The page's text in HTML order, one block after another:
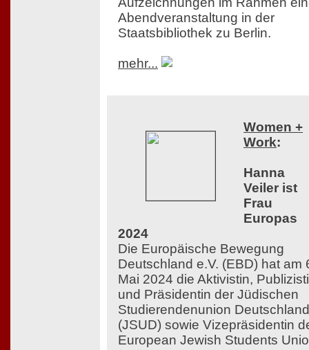
Abendveranstaltung in der
Staatsbibliothek zu Berlin.
mehr...
Women +
Work:
Hanna
Veiler ist
Frau
Europas
2024
Die Europäische Bewegung
Deutschland e.V. (EBD) hat am
Mai 2024 die Aktivistin,
und Präsidentin der Jüdischen
Studierendenunion
(JSUD) sowie Vizepräsidentin
European Jewish Students